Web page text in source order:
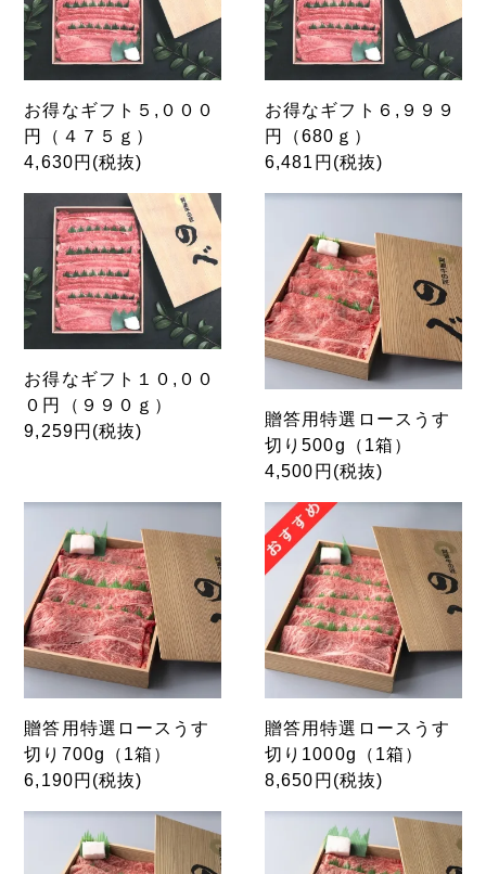
お得なギフト５,０００
円（４７５ｇ）
4,630円(税抜)
お得なギフト６,９９９
円（680ｇ）
6,481円(税抜)
お得なギフト１０,００
０円（９９０ｇ）
9,259円(税抜)
贈答用特選ロースうす
切り500g（1箱）
4,500円(税抜)
贈答用特選ロースうす
切り700g（1箱）
6,190円(税抜)
贈答用特選ロースうす
切り1000g（1箱）
8,650円(税抜)